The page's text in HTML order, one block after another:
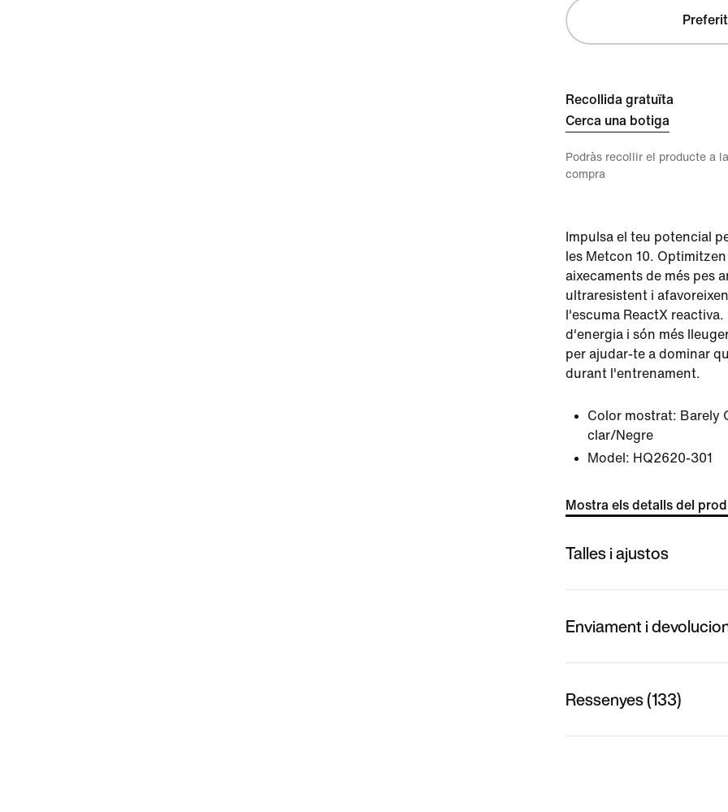
Preferit
Recollida gratuïta
Cerca una botiga
Podràs recollir el producte a
compra
Impulsa el teu potencial
les Metcon 10.
aixecaments de més pes
ultraresistent i
l'escuma ReactX
d'energia i són més
per ajudar-te a dominar
durant l'entrenament.
Color mostrat: Barely
clar/Negre
Model: HQ2620-301
Mostra els detalls del
Talles i ajustos
Enviament i
Ressenyes (133)